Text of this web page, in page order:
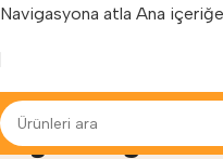
Navigasyona atla Ana
Eğitici